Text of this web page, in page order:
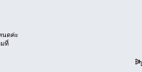
นดค่ะ
ที่